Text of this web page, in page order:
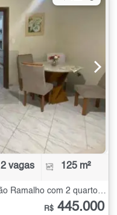
2 vagas 125 m²
Casa Térrea à Venda no Parque João Ramalho com 2 quartos - 125 m²
R$ 445.000